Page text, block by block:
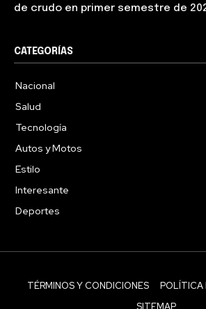
de crudo en primer semestre de
CATEGORÍAS
Nacional
Salud
Tecnología
Autos y Motos
Estilo
Interesante
Deportes
TÉRMINOS Y CONDICIONES
POLÍTICA
SITEMAP